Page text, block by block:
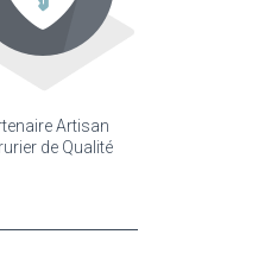
Artisan
de Qualité